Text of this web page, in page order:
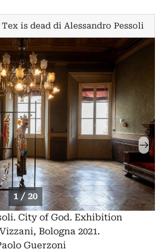
is dead di Alessandro Pessoli
1 / 20
City of God. Exhibition
Bologna 2021.
Guerzoni